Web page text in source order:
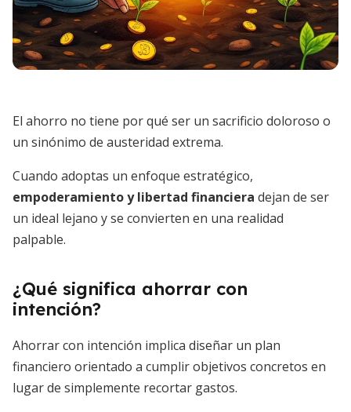
El ahorro no tiene por qué ser un sacrificio doloroso o
un sinónimo de austeridad extrema.
Cuando adoptas un enfoque estratégico,
empoderamiento y libertad financiera dejan de ser
un ideal lejano y se convierten en una realidad
palpable.
¿Qué significa ahorrar con
intención?
Ahorrar con intención implica diseñar un plan
financiero orientado a cumplir objetivos concretos en
lugar de simplemente recortar gastos.